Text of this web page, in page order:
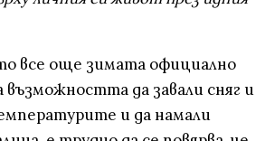
все още зимата официално
възможността да завали сняг и
и да намали